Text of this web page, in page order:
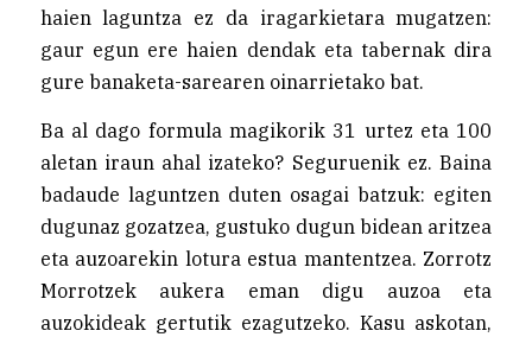
haien laguntza ez da iragarkietara mugatzen:
gaur egun ere haien dendak eta tabernak dira
gure banaketa-sarearen oinarrietako bat.
Ba al dago formula magikorik 31 urtez eta 100
aletan iraun ahal izateko? Seguruenik ez. Baina
badaude laguntzen duten osagai batzuk: egiten
dugunaz gozatzea, gustuko dugun bidean aritzea
eta auzoarekin lotura estua mantentzea. Zorrotz
Morrotzek aukera eman digu auzoa eta
auzokideak gertutik ezagutzeko. Kasu askotan,